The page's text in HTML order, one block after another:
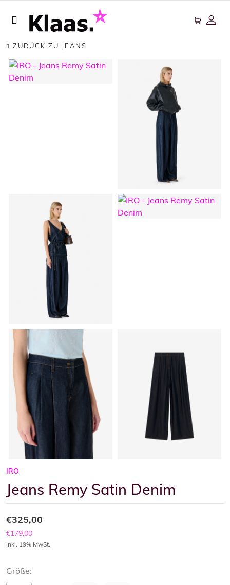
ZURÜCK ZU JEANS
IRO
Jeans Remy Satin Denim
Größe:
€325,00
€179,00
inkl. 19% MwSt.